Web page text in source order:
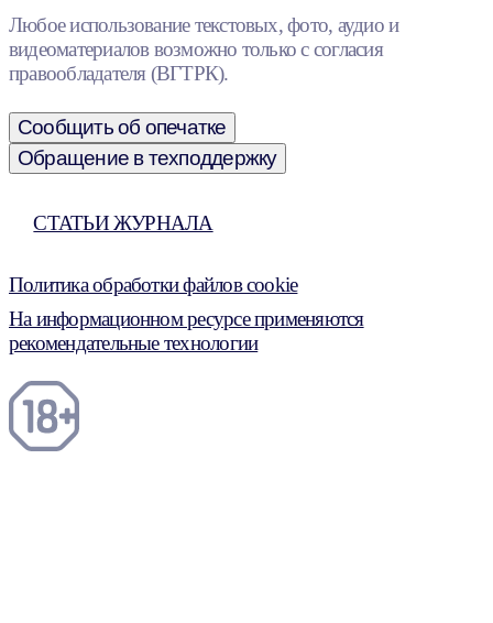
Любое использование текстовых, фото, аудио и
видеоматериалов возможно только с согласия
правообладателя (ВГТРК).
Сообщить об опечатке
Обращение в техподдержку
СТАТЬИ ЖУРНАЛА
Политика обработки файлов cookie
На информационном ресурсе применяются
рекомендательные технологии